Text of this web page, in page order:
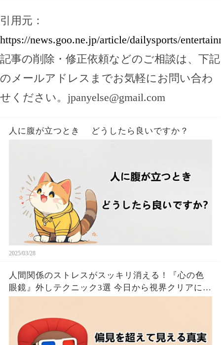
引用元：
https://news.goo.ne.jp/article/dailysports/
記事の削除・修正依頼などのご相談は、下記
のメールアドレスまでお気軽にお問い合わ
せください。 jpanyelse@gmail.com
人に腹が立つとき どうしたら良いですか？
2025/03/28
人間関係のストレスがスッキリ消える！『心の色
眼鏡』外しテクニック3選 今日から視界クリアにな